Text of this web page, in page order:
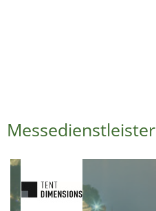
Messedienstleister